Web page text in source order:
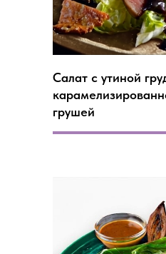
Салат с утиной
грушей